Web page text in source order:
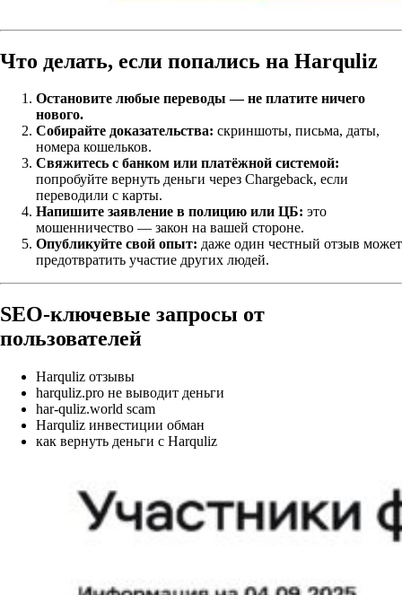
Что делать, если попались на Harquliz
Остановите любые переводы — не платите ничего
нового.
Собирайте доказательства: скриншоты, письма, даты,
номера кошельков.
Свяжитесь с банком или платёжной системой:
попробуйте вернуть деньги через Chargeback, если
переводили с карты.
Напишите заявление в полицию или ЦБ: это
мошенничество — закон на вашей стороне.
Опубликуйте свой опыт: даже один честный отзыв может
предотвратить участие других людей.
SEO‑ключевые запросы от
пользователей
Harquliz отзывы
harquliz.pro не выводит деньги
har-quliz.world scam
Harquliz инвестиции обман
как вернуть деньги с Harquliz